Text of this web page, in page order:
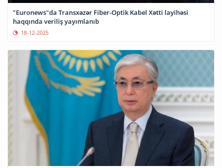
"Euronews"da Transxəzər Fiber-Optik Kabel Xətti layihəsi
haqqında veriliş yayımlanıb
18-12-2025